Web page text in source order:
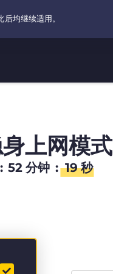
上网模式
: 52 分钟 : 18 秒